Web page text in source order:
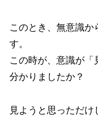
このとき、無意識
す。
この時が、意識が「
分かりましたか？
見ようと思っただ